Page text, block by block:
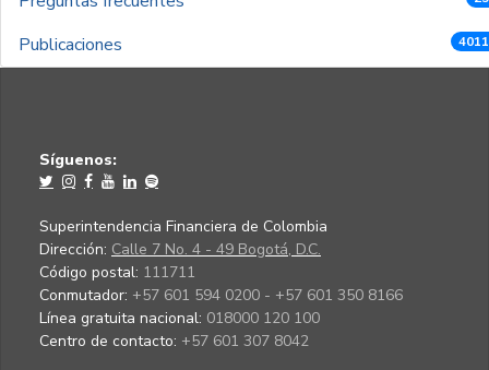
Publicaciones
Síguenos:
Superintendencia Financiera de Colombia
Dirección: Calle 7 No. 4 - 49 Bogotá, D.C.
Código postal: 111711
Conmutador: +57 601 594 0200 - +57 601 350 8166
Línea gratuita nacional: 018000 120 100
Centro de contacto: +57 601 307 8042